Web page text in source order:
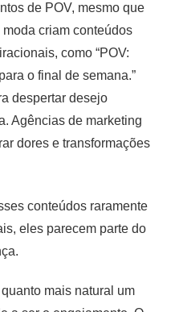
de POV, mesmo que
criam conteúdos
como “POV:
o final de semana.”
despertar desejo
Agências de marketing
dores e transformações
conteúdos raramente
eles parecem parte do
mais natural um